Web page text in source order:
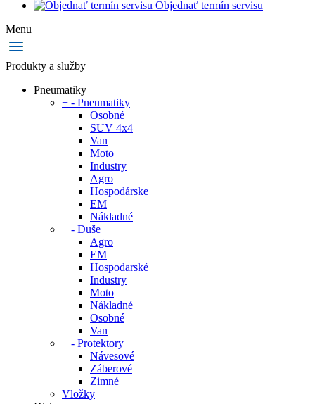
Objednať termín servisu
Menu
Produkty a služby
Pneumatiky
+ - Pneumatiky
Osobné
SUV 4x4
Van
Moto
Industry
Agro
Hospodárske
EM
Nákladné
+ - Duše
Agro
EM
Hospodarské
Industry
Moto
Nákladné
Osobné
Van
+ - Protektory
Návesové
Záberové
Zimné
Vložky